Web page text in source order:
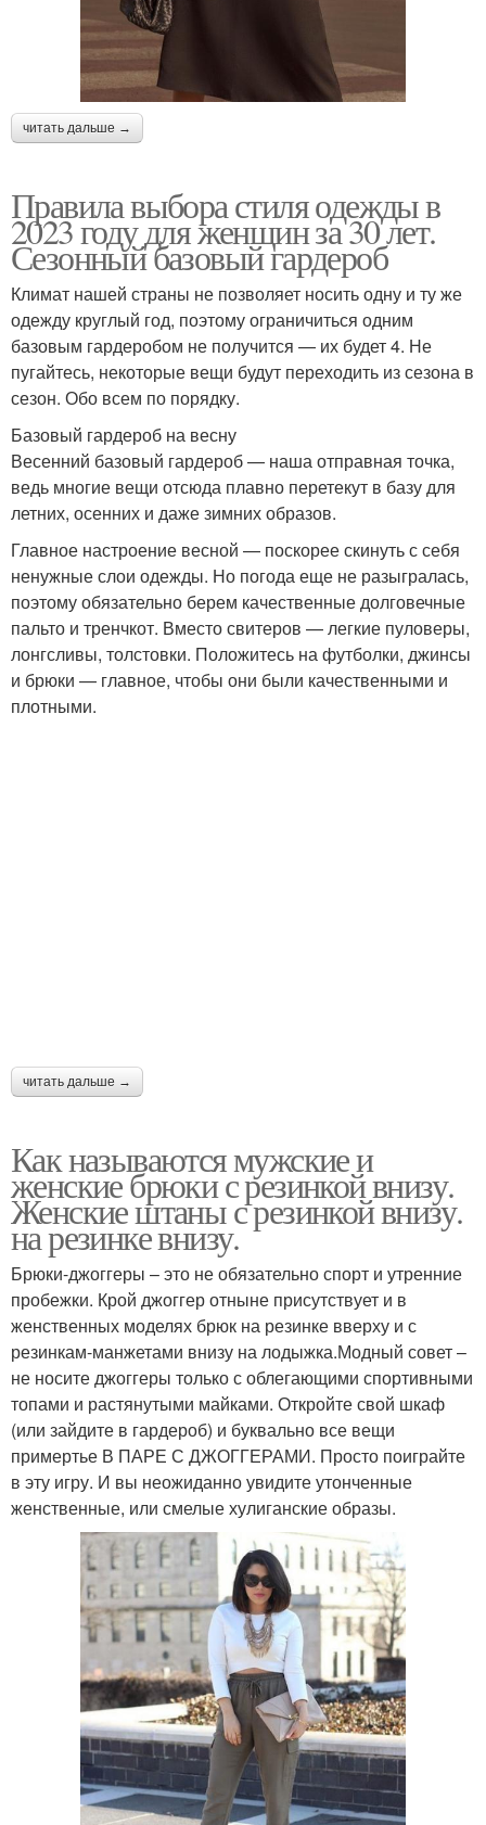
читать дальше →
Правила выбора стиля одежды в
2023 году для женщин за 30 лет.
Сезонный базовый гардероб
Климат нашей страны не позволяет носить одну и ту же
одежду круглый год, поэтому ограничиться одним
базовым гардеробом не получится — их будет 4. Не
пугайтесь, некоторые вещи будут переходить из сезона в
сезон. Обо всем по порядку.
Базовый гардероб на весну
Весенний базовый гардероб — наша отправная точка,
ведь многие вещи отсюда плавно перетекут в базу для
летних, осенних и даже зимних образов.
Главное настроение весной — поскорее скинуть с себя
ненужные слои одежды. Но погода еще не разыгралась,
поэтому обязательно берем качественные долговечные
пальто и тренчкот. Вместо свитеров — легкие пуловеры,
лонгсливы, толстовки. Положитесь на футболки, джинсы
и брюки — главное, чтобы они были качественными и
плотными.
читать дальше →
Как называются мужские и
женские брюки с резинкой внизу.
Женские штаны с резинкой внизу.
на резинке внизу.
Брюки-джоггеры – это не обязательно спорт и утренние
пробежки. Крой джоггер отныне присутствует и в
женственных моделях брюк на резинке вверху и с
резинкам-манжетами внизу на лодыжка.Модный совет –
не носите джоггеры только с облегающими спортивными
топами и растянутыми майками. Откройте свой шкаф
(или зайдите в гардероб) и буквально все вещи
примертье В ПАРЕ С ДЖОГГЕРАМИ. Просто поиграйте
в эту игру. И вы неожиданно увидите утонченные
женственные, или смелые хулиганские образы.